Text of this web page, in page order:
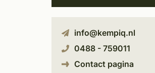
info@kempiq.nl
0488 - 759011
Contact pagina